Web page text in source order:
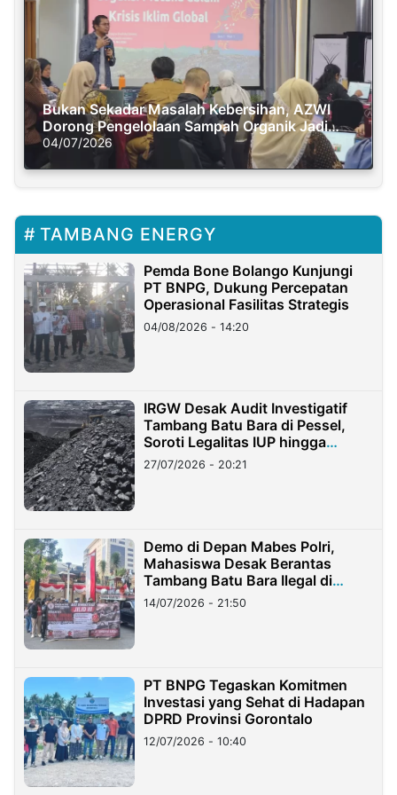
Bukan Sekadar Masalah Kebersihan, AZWI
Dorong Pengelolaan Sampah Organik Jadi
Solusi Krisis Iklim
04/07/2026
TAMBANG ENERGY
Pemda Bone Bolango Kunjungi
PT BNPG, Dukung Percepatan
Operasional Fasilitas Strategis
04/08/2026 - 14:20
IRGW Desak Audit Investigatif
Tambang Batu Bara di Pessel,
Soroti Legalitas IUP hingga
Stockpile
27/07/2026 - 20:21
Demo di Depan Mabes Polri,
Mahasiswa Desak Berantas
Tambang Batu Bara Ilegal di
Lampung
14/07/2026 - 21:50
PT BNPG Tegaskan Komitmen
Investasi yang Sehat di Hadapan
DPRD Provinsi Gorontalo
12/07/2026 - 10:40